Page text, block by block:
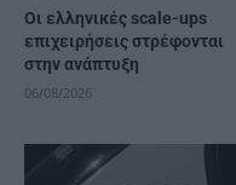
Οι ελληνικές scale-ups
επιχειρήσεις στρέφονται
στην ανάπτυξη
06/08/2026